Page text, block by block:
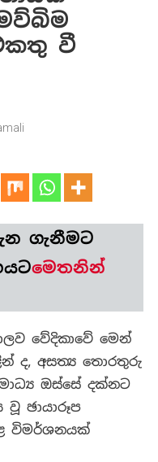
වී
ගැනීමට
මෙතනින්
වේදිකාවේ මෙන්
ද, අසත්‍ය තොරතුරු
ඔස්සේ දක්නට
වූ ඡායාරූප
විමර්ශනයක්